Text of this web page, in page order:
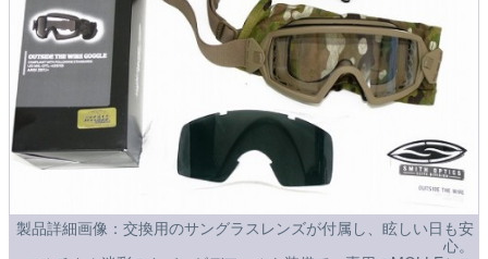
製品詳細画像：交換用のサングラスレンズが付属し、眩しい日も安
心。